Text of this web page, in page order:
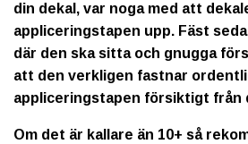
din dekal, var noga med att
appliceringstapen upp. Fäst
där den ska sitta och gnugga
att den verkligen fastnar
appliceringstapen försiktigt från
Om det är kallare än 10+ så